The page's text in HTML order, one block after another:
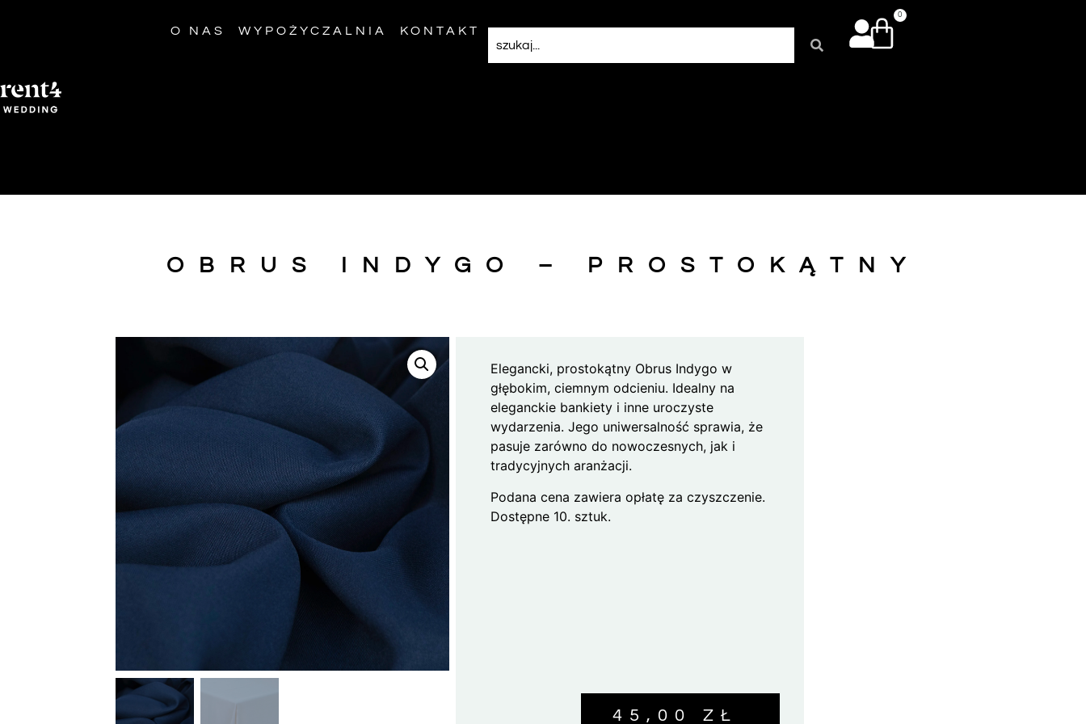
O NAS WYPOŻYCZALNIA KONTAKT
0
OBRUS INDYGO – PROSTOKĄTNY
Elegancki, prostokątny Obrus Indygo w
głębokim, ciemnym odcieniu. Idealny na
eleganckie bankiety i inne uroczyste
wydarzenia. Jego uniwersalność sprawia, że
pasuje zarówno do nowoczesnych, jak i
tradycyjnych aranżacji.
Podana cena zawiera opłatę za czyszczenie.
Dostępne 10. sztuk.
45,00 ZŁ